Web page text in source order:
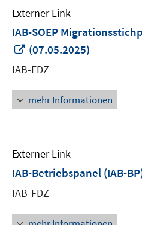
Externer Link
IAB-SOEP
In
Fenster
öffnen
(07.05.2025)
IAB-FDZ
mehr Informationen
Externer Link
IAB-Betriebspanel (IAB-
IAB-FDZ